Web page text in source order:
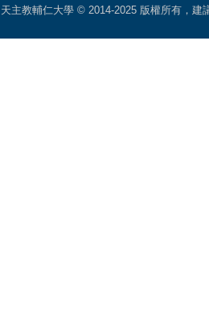
| 天主教輔仁大學 © 2014-2025 版權所有，